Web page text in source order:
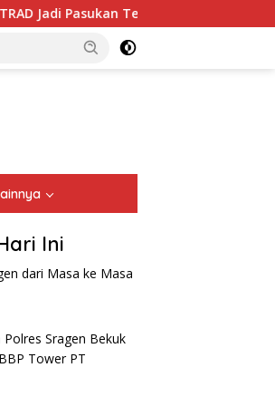
Jadi Pasukan Terbaik Defile Militer
Ini
dari Masa ke Masa
Sragen Bekuk
Tower PT